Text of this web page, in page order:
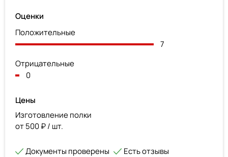
Оценки
Положительные
7
Отрицательные
0
Цены
Изготовление полки
от 500 ₽ / шт.
Документы проверены
Есть отзывы